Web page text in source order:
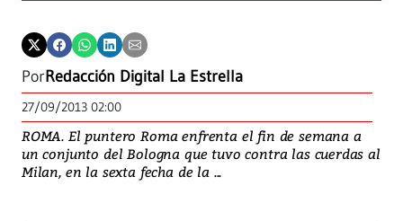
PorRedacción Digital La Estrella
27/09/2013 02:00
ROMA. El puntero Roma enfrenta el fin de semana a
un conjunto del Bologna que tuvo contra las cuerdas al
Milan, en la sexta fecha de la ...